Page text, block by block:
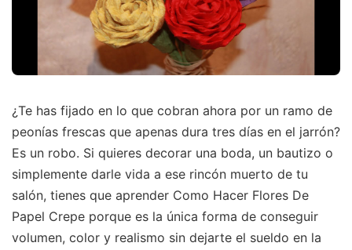
¿Te has fijado en lo que cobran ahora por un ramo de
peonías frescas que apenas dura tres días en el jarrón?
Es un robo. Si quieres decorar una boda, un bautizo o
simplemente darle vida a ese rincón muerto de tu
salón, tienes que aprender Como Hacer Flores De
Papel Crepe porque es la única forma de conseguir
volumen, color y realismo sin dejarte el sueldo en la